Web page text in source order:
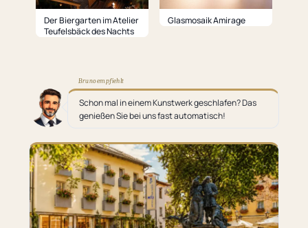
Der Biergarten im Atelier
Teufelsbäck des Nachts
Glasmosaik Amirage
Bruno empfiehlt
Schon mal in einem Kunstwerk geschlafen? Das
genießen Sie bei uns fast automatisch!